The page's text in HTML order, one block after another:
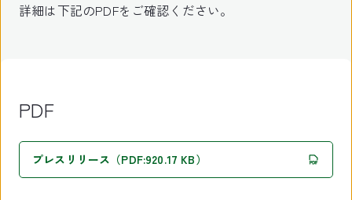
詳細は下記のPDFをご確認ください。
PDF
プレスリリース（PDF:920.17 KB）